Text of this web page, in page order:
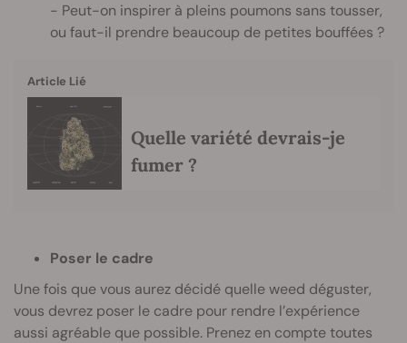
Peut-on inspirer à pleins poumons sans tousser,
ou faut-il prendre beaucoup de petites bouffées ?
Article Lié
Quelle variété devrais-je
fumer ?
Poser le cadre
Une fois que vous aurez décidé quelle weed déguster,
vous devrez poser le cadre pour rendre l’expérience
aussi agréable que possible. Prenez en compte toutes